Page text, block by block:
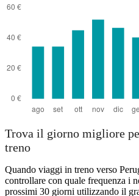
Trova il giorno migliore
treno
Quando viaggi in treno verso
controllare con quale frequenza i
prossimi 30 giorni utilizzando il